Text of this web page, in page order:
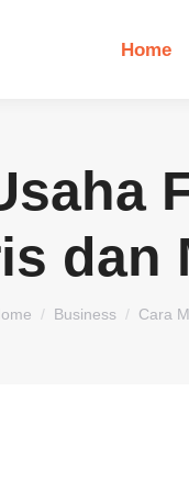
Home
dan
are here:Business Cara